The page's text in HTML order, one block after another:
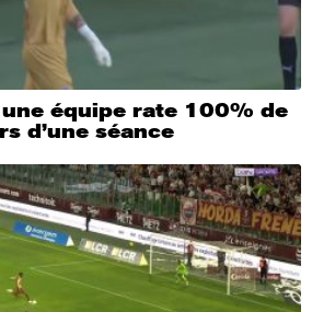
équipe rate 100% de
d’une séance